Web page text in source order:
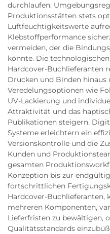
durchlaufen.
Produktionsstätten stets
Luftfeuchtigkeitswerte
Klebstoffperformance
vermeiden, der die
könnte. Die
Hardcover-Buchlieferanten
Drucken und Binden hinaus
Veredelungsoptionen wie
UV-Lackierung und
Attraktivität und das
Publikationen steigern.
Systeme erleichtern ein
Versionskontrolle und die
Kunden und
gesamten
Konzeption bis zur
fortschrittlichen
Hardcover-Buchlieferanten,
mehreren Komponenten,
Lieferfristen zu bewältigen,
Qualitätsstandards